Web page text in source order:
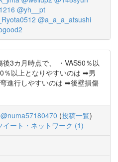
@yh__pt
@a_a_a_atsushi
3カ月時点で、 ・VAS50％以
％以上となりやすいのは ➡男
進行しやすいのは ➡後壁損傷
@numa57180470 (投稿一覧)
イート・ネットワーク (1)